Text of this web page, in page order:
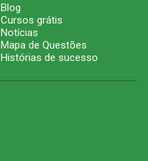
Blog
Cursos grátis
Notícias
Mapa de Questões
Histórias de sucesso